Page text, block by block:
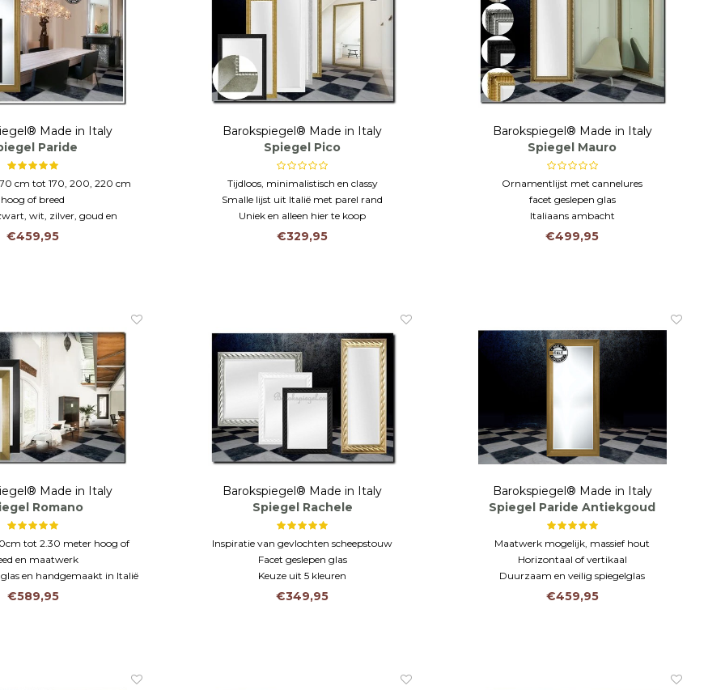
Made in Italy
Paride
cm tot 170, 200, 220 cm
hoog of breed
wit, zilver, goud en
mogelijk
€459,95
Barokspiegel® Made in Italy
Spiegel Pico
Tijdloos, minimalistisch en classy
Smalle lijst uit Italië met parel rand
Uniek en alleen hier te koop
€329,95
Barokspiegel® Made in Italy
Spiegel Mauro
Ornamentlijst met cannelures
facet geslepen glas
Italiaans ambacht
€499,95
Made in Italy
Romano
tot 2.30 meter hoog of
en maatwerk
en handgemaakt in Italië
lijst van 14 cm en strak
€589,95
Barokspiegel® Made in Italy
Spiegel Rachele
Inspiratie van gevlochten scheepstouw
Facet geslepen glas
Keuze uit 5 kleuren
€349,95
Barokspiegel® Made in Italy
Spiegel Paride Antiekgoud
Maatwerk mogelijk, massief hout
Horizontaal of vertikaal
Duurzaam en veilig spiegelglas
€459,95